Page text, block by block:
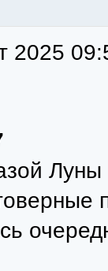
2025